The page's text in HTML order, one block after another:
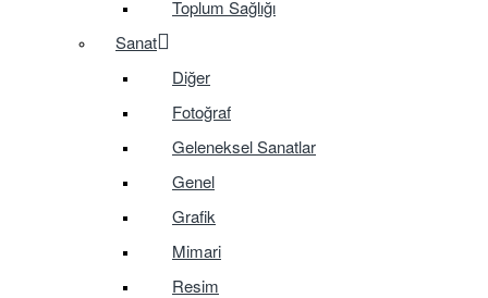
Toplum Sağlığı
Sanat
Diğer
Fotoğraf
Geleneksel Sanatlar
Genel
Grafik
Mimari
Resim